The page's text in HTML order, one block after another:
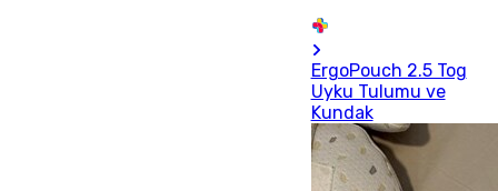
ErgoPouch 2.5 Tog
Uyku Tulumu ve
Kundak